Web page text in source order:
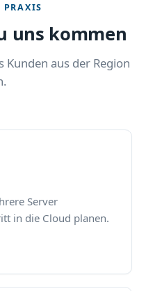
PRAXIS
uns kommen
Kunden aus der Region
Server
in die Cloud planen.